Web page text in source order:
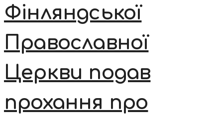
Фінляндської
Православної
Церкви подав
прохання про